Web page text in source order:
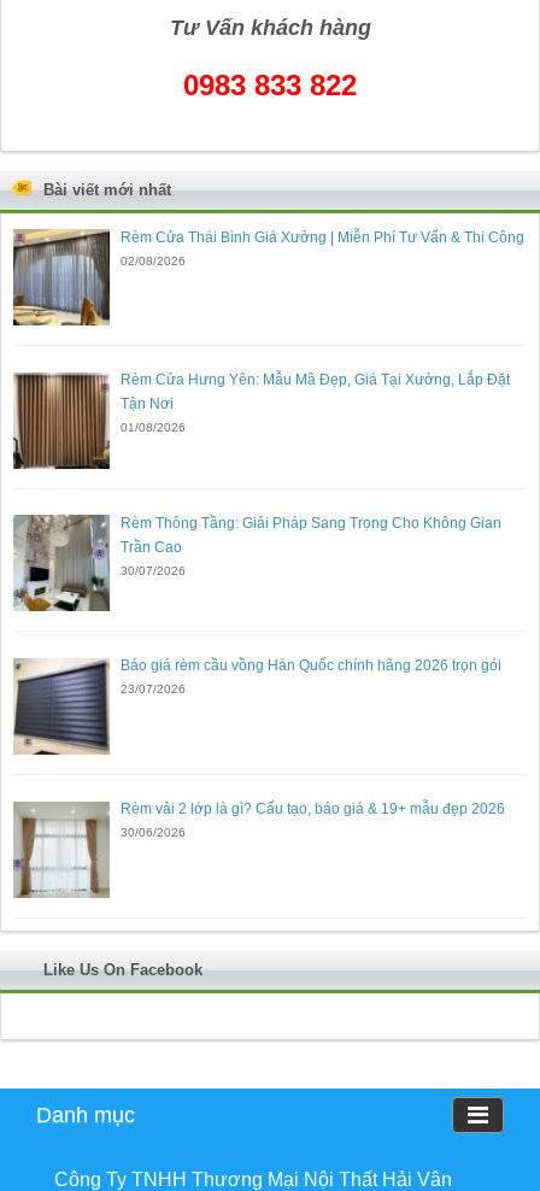
Tư Vấn khách hàng
0983 833 822
Bài viết mới nhất
Rèm Cửa Thái Bình Giá Xưởng | Miễn Phí Tư Vấn & Thi Công
02/08/2026
Rèm Cửa Hưng Yên: Mẫu Mã Đẹp, Giá Tại Xưởng, Lắp Đặt
Tận Nơi
01/08/2026
Rèm Thông Tầng: Giải Pháp Sang Trọng Cho Không Gian
Trần Cao
30/07/2026
Báo giá rèm cầu vồng Hàn Quốc chính hãng 2026 trọn gói
23/07/2026
Rèm vải 2 lớp là gì? Cấu tạo, báo giá & 19+ mẫu đẹp 2026
30/06/2026
Like Us On Facebook
Danh mục
Công Ty TNHH Thương Mại Nội Thất Hải Vân